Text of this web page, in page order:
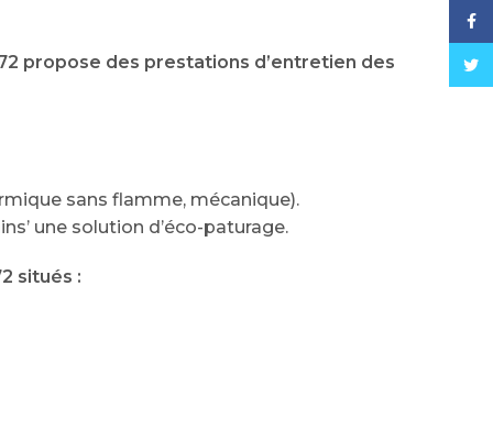
propose des prestations d’entretien des
sans flamme, mécanique).
une solution d’éco-paturage.
situés :